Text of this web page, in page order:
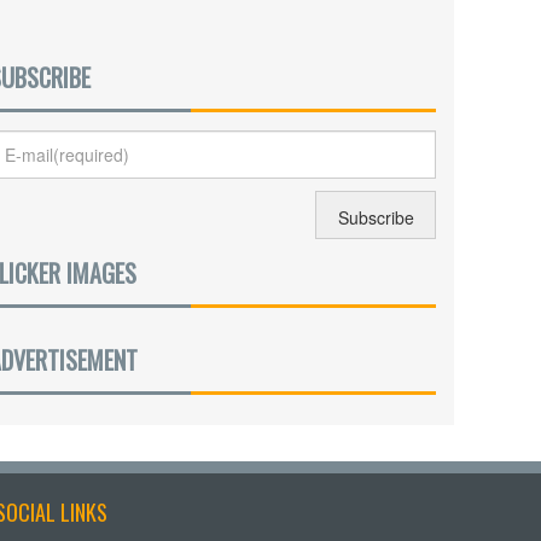
IMAGES
LINKS